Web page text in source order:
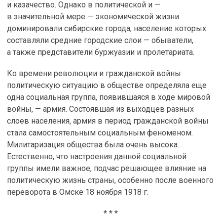
и казачество. Однако в политической и —
в значительной мере — экономической жизни
доминировали сибирские города, население которых
составляли средние городские слои — обыватели,
а также представители буржуазии и пролетариата.
Ко времени революции и гражданской войны
политическую ситуацию в обществе определяла еще
одна социальная группа, появившаяся в ходе мировой
войны, — армия. Состоявшая из выходцев разных
слоев населения, армия в период гражданской войны
стала самостоятельным социальным феноменом.
Милитаризация общества была очень высока.
Естественно, что настроения данной социальной
группы имели важное, подчас решающее влияние на
политическую жизнь страны, особенно после военного
переворота в Омске 18 ноября 1918 г.
* * *